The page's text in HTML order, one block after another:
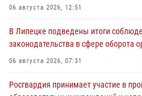
06 августа 2026, 12:51
В Липецке подведены итоги
законодательства в сфере оборота
06 августа 2026, 07:31
Росгвардия принимает участие в